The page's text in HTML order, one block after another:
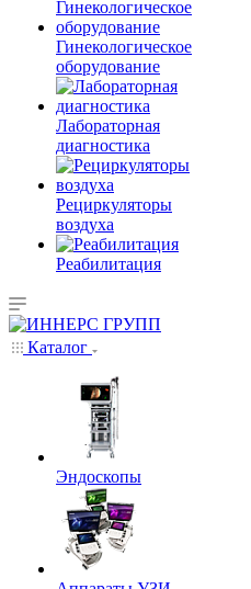
Гинекологическое
оборудование
Лабораторная
диагностика
Рециркуляторы
воздуха
Реабилитация
Каталог
Эндоскопы